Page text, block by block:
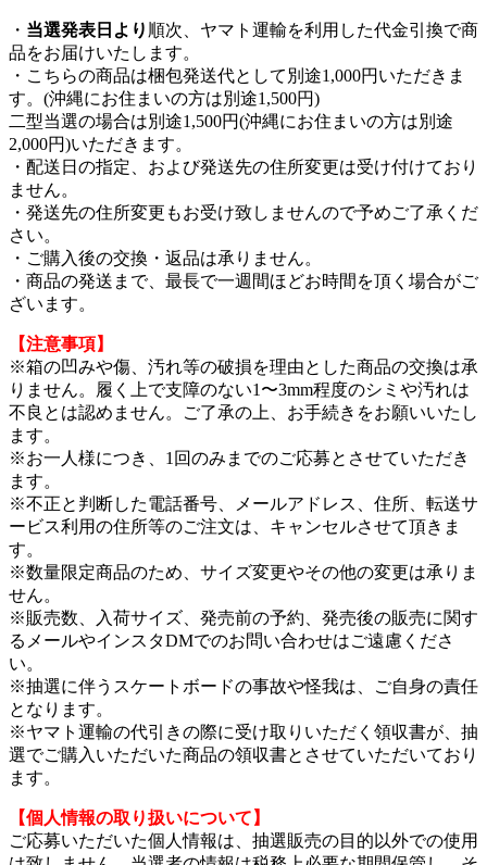
・ 当選発表日より 順次、ヤマト運輸を利用した代金引換で商
品をお届けいたします。
・こちらの商品は梱包発送代として別途1,000円いただきま
す。(沖縄にお住まいの方は別途1,500円)
二型当選の場合は別途1,500円(沖縄にお住まいの方は別途
2,000円)いただきます。
・配送日の指定、および発送先の住所変更は受け付けており
ません。
・発送先の住所変更もお受け致しませんので予めご了承くだ
さい。
・ご購入後の交換・返品は承りません。
・商品の発送まで、最長で一週間ほどお時間を頂く場合がご
ざいます。
【注意事項】
※箱の凹みや傷、汚れ等の破損を理由とした商品の交換は承
りません。履く上で支障のない1〜3mm程度のシミや汚れは
不良とは認めません。ご了承の上、お手続きをお願いいたし
ます。
※お一人様につき、1回のみまでのご応募とさせていただき
ます。
※不正と判断した電話番号、メールアドレス、住所、転送サ
ービス利用の住所等のご注文は、キャンセルさせて頂きま
す。
※数量限定商品のため、サイズ変更やその他の変更は承りま
せん。
※販売数、入荷サイズ、発売前の予約、発売後の販売に関す
るメールやインスタDMでのお問い合わせはご遠慮くださ
い。
※抽選に伴うスケートボードの事故や怪我は、ご自身の責任
となります。
※ヤマト運輸の代引きの際に受け取りいただく領収書が、抽
選でご購入いただいた商品の領収書とさせていただいており
ます。
【個人情報の取り扱いについて】
ご応募いただいた個人情報は、抽選販売の目的以外での使用